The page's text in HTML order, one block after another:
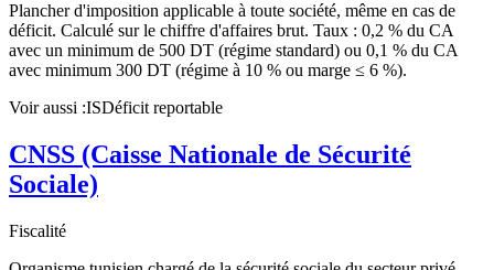
Plancher d'imposition applicable à toute société, même en cas de
déficit. Calculé sur le chiffre d'affaires brut. Taux : 0,2 % du CA
avec un minimum de 500 DT (régime standard) ou 0,1 % du CA
avec minimum 300 DT (régime à 10 % ou marge ≤ 6 %).
Voir aussi :ISDéficit reportable
CNSS (Caisse Nationale de Sécurité
Sociale)
Fiscalité